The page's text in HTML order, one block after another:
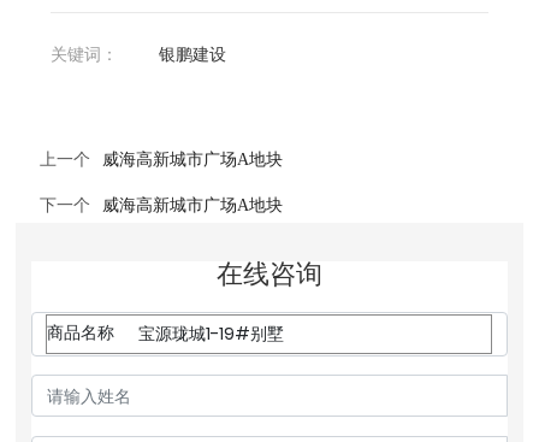
关键词： 银鹏建设
上一个 威海高新城市广场A地块
下一个 威海高新城市广场A地块
在线咨询
商品名称 宝源珑城1-19#别墅